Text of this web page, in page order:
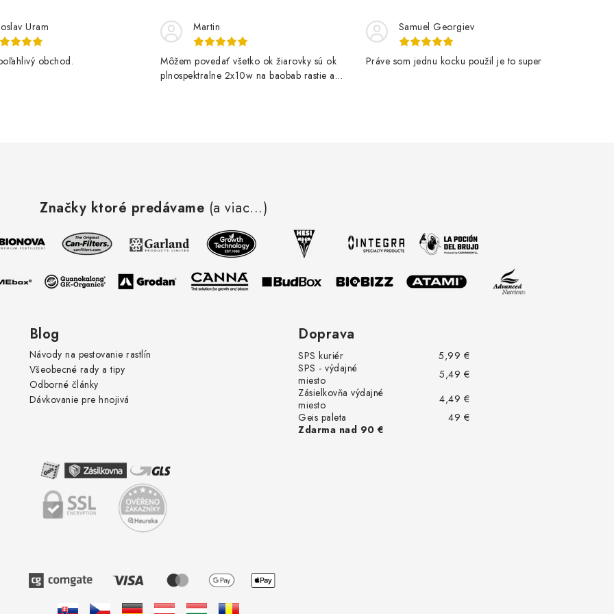
Uram
obchod.
Martin
Môžem povedať všetko ok žiarovky sú ok
plnospektralne 2x10w na baobab rastie a
Samuel Georgiev
Práve som jednu kocku použil je to super
Značky ktoré predávame (a viac...)
Blog
Návody na pestovanie rastlín
Všeobecné rady a tipy
Odborné články
Dávkovanie pre hnojivá
Doprava
SPS kuriér
5,99 €
SPS - výdajné
miesto
5,49 €
Zásielkovňa výdajné
miesto
4,49 €
Geis paleta
49 €
Zdarma nad 90 €